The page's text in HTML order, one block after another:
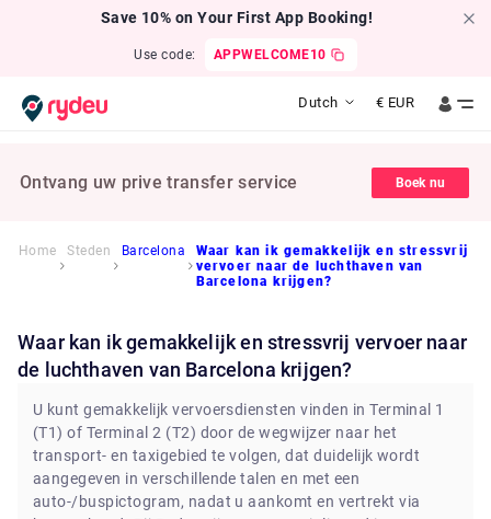
Save 10% on Your First App Booking!
Use code: APPWELCOME10
Dutch € EUR
Ontvang uw prive transfer service Boek nu
Home Steden Barcelona
Waar kan ik gemakkelijk en stressvrij
vervoer naar de luchthaven van
Barcelona krijgen?
Waar kan ik gemakkelijk en stressvrij vervoer naar
de luchthaven van Barcelona krijgen?
U kunt gemakkelijk vervoersdiensten vinden in Terminal 1
(T1) of Terminal 2 (T2) door de wegwijzer naar het
transport- en taxigebied te volgen, dat duidelijk wordt
aangegeven in verschillende talen en met een
auto-/buspictogram, nadat u aankomt en vertrekt via